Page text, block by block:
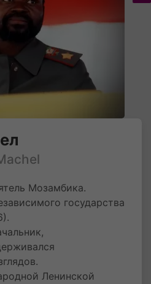
Мозамбика.
государства
Ленинской